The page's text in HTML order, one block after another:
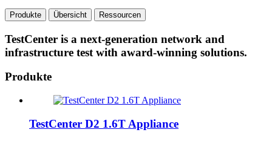
Produkte Übersicht Ressourcen
TestCenter is a next-generation network and
infrastructure test with award-winning solutions.
Produkte
TestCenter D2 1.6T Appliance